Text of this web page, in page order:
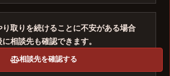
取りを続けることに不安がある場合
相談先も確認できます。
相談先を確認する